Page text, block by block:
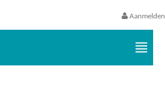
Aanmelden